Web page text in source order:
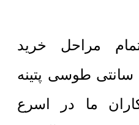
مراحل خرید
ترمووال 20 سانتی طوسی پتینه
ما در اسرع